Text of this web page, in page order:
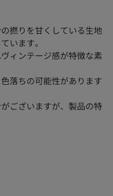
撚りを甘くしている生地
います。
ィンテージ感が特徴な素
落ちの可能性があります
ございますが、製品の特